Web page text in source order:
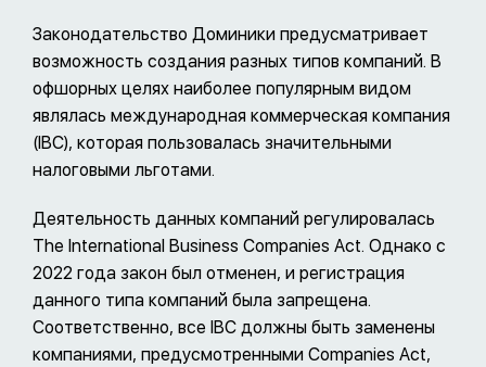
Законодательство Доминики предусматривает
возможность создания разных типов компаний. В
офшорных целях наиболее популярным видом
являлась международная коммерческая компания
(IBC), которая пользовалась значительными
налоговыми льготами.
Деятельность данных компаний регулировалась
The International Business Companies Act. Однако с
2022 года закон был отменен, и регистрация
данного типа компаний была запрещена.
Соответственно, все IBC должны быть заменены
компаниями, предусмотренными Companies Act,